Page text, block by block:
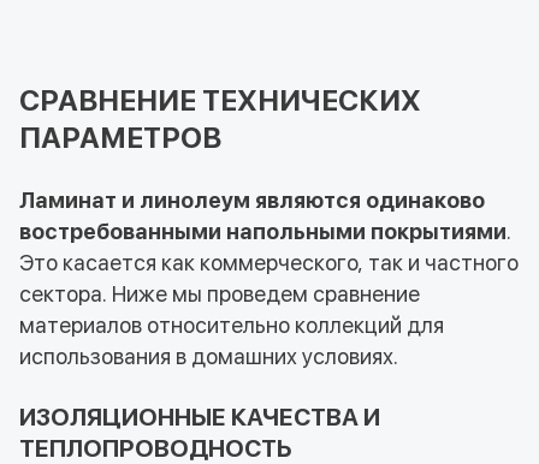
СРАВНЕНИЕ ТЕХНИЧЕСКИХ
ПАРАМЕТРОВ
Ламинат и линолеум являются одинаково
востребованными напольными покрытиями.
Это касается как коммерческого, так и частного
сектора. Ниже мы проведем сравнение
материалов относительно коллекций для
использования в домашних условиях.
ИЗОЛЯЦИОННЫЕ КАЧЕСТВА И
ТЕПЛОПРОВОДНОСТЬ